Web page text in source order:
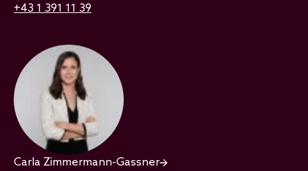
+43 1 391 11 39
Carla Zimmermann-Gassner